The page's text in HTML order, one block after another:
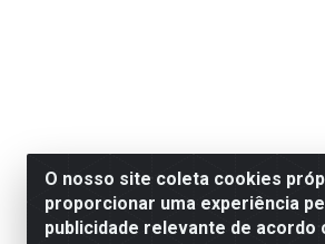
O nosso site coleta cookies
proporcionar uma experiência
publicidade relevante de